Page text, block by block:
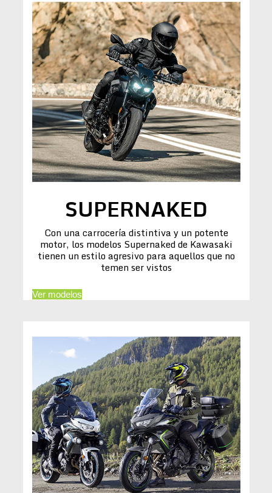
SUPERNAKED
Con una carrocería distintiva y un potente
motor, los modelos Supernaked de Kawasaki
tienen un estilo agresivo para aquellos que no
temen ser vistos
Ver modelos